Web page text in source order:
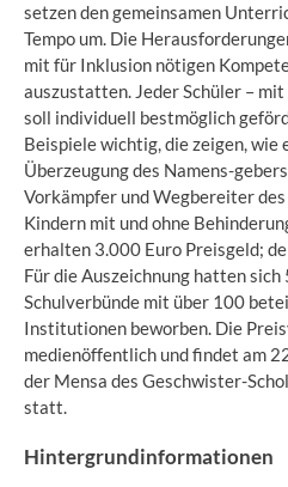
setzen den gemeinsamen
Tempo um. Die
mit für Inklusion nötigen
auszustatten. Jeder Schüler –
soll individuell bestmöglich
Beispiele wichtig, die zeigen, wie
Überzeugung des Namens-
Vorkämpfer und Wegbereiter
Kindern mit und ohne
erhalten 3.000 Euro Preisgeld;
Für die Auszeichnung hatten sich
Schulverbünde mit über 100
Institutionen beworben. Die
medienöffentlich und findet am
der Mensa des Geschwister-
statt.
Hintergrundinformationen